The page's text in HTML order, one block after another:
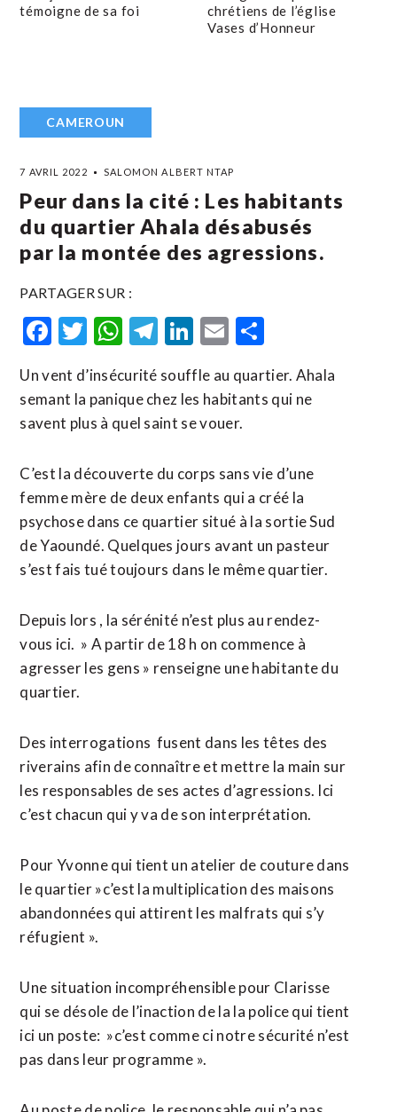
témoigne de sa foi
chrétiens de l’église
Vases d’Honneur
CAMEROUN
7 AVRIL 2022 SALOMON ALBERT NTAP
Peur dans la cité : Les habitants
du quartier Ahala désabusés
par la montée des agressions.
PARTAGER SUR :
Facebook
Twitter
WhatsApp
Telegram
LinkedIn
Email
Un vent d’insécurité souffle au quartier. Ahala
semant la panique chez les habitants qui ne
savent plus à quel saint se vouer.
C’est la découverte du corps sans vie d’une
femme mère de deux enfants qui a créé la
psychose dans ce quartier situé à la sortie Sud
de Yaoundé. Quelques jours avant un pasteur
s’est fais tué toujours dans le même quartier.
Depuis lors , la sérénité n’est plus au rendez-
vous ici. » A partir de 18 h on commence à
agresser les gens » renseigne une habitante du
quartier.
Des interrogations fusent dans les têtes des
riverains afin de connaître et mettre la main sur
les responsables de ses actes d’agressions. Ici
c’est chacun qui y va de son interprétation.
Pour Yvonne qui tient un atelier de couture dans
le quartier »c’est la multiplication des maisons
abandonnées qui attirent les malfrats qui s’y
réfugient ».
Une situation incompréhensible pour Clarisse
qui se désole de l’inaction de la la police qui tient
ici un poste: »c’est comme ci notre sécurité n’est
pas dans leur programme ».